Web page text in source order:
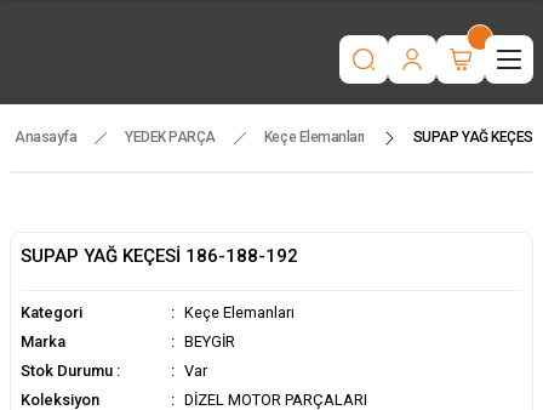
geneli hızlı teslimat.”
İşcinin nefesi , Makinanın Kuvveti ! MSH MAKİNA
Beygir 3+1 Çapa Makinası ile artık yorulmak yok !
Tüm yedek parçalarda ithalat fiyatları, fırsatlardan yararlanmak için
temsilcinizle iletişime geçin!
Anasayfa YEDEK PARÇA Keçe Elemanları SUPAP YAĞ
SUPAP YAĞ KEÇESİ 186-188-192
Kategori
Keçe Elemanları
Marka
BEYGİR
Stok Durumu :
Var
Koleksiyon
DİZEL MOTOR PARÇALARI